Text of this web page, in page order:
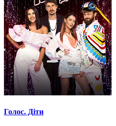
Голос. Діти